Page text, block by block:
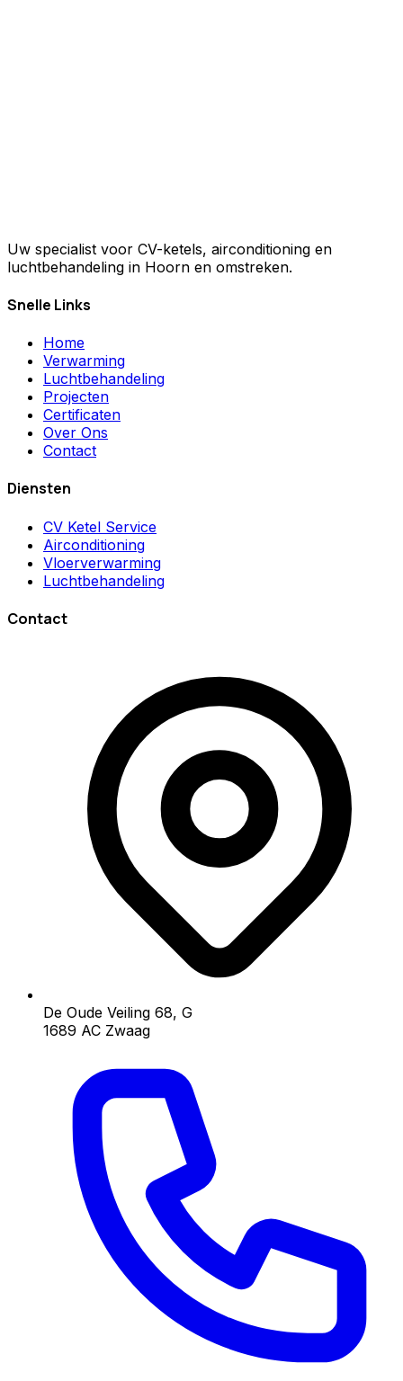
Uw specialist voor CV-ketels, airconditioning en
luchtbehandeling in Hoorn en omstreken.
Snelle Links
Home
Verwarming
Luchtbehandeling
Projecten
Certificaten
Over Ons
Contact
Diensten
CV Ketel Service
Airconditioning
Vloerverwarming
Luchtbehandeling
Contact
De Oude Veiling 68, G
1689 AC Zwaag